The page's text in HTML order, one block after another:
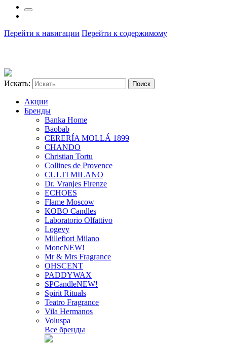
Перейти к навигации Перейти к содержимому
Искать:
Акции
Бренды
Banka Home
Baobab
CERERÍA MOLLÁ 1899
CHANDO
Christian Tortu
Collines de Provence
CULTI MILANO
Dr. Vranjes Firenze
ECHOES
Flame Moscow
KOBO Candles
Laboratorio Olfattivo
Logevy
Millefiori Milano
MoncNEW!
Mr & Mrs Fragrance
OHSCENT
PADDYWAX
SPCandleNEW!
Spirit Rituals
Teatro Fragrance
Vila Hermanos
Voluspa
Все бренды